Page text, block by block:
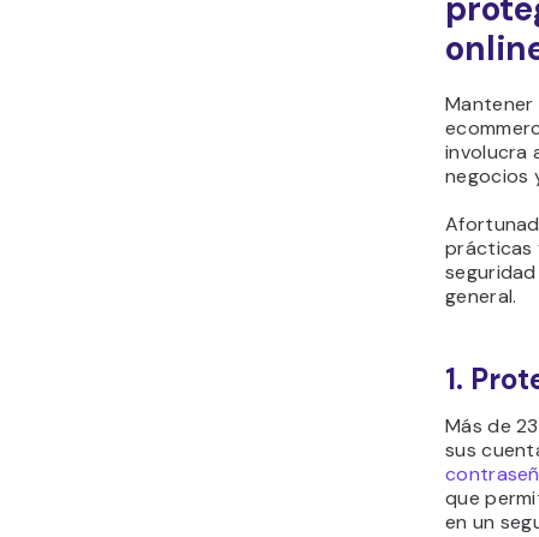
Mantener
involucra
negocios
prácticas
general.
1.
Más de
sus
que
en un